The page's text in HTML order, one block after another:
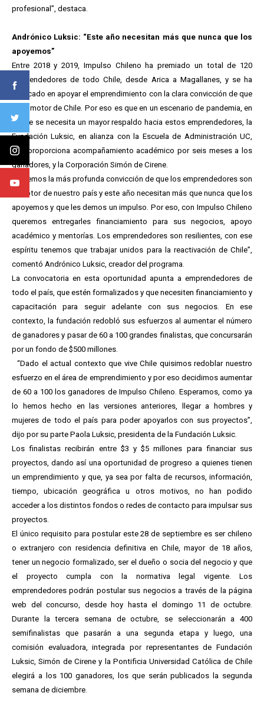
profesional”, destaca.
Andrónico Luksic: “Este año necesitan más que nunca que los
apoyemos”
Entre 2018 y 2019, Impulso Chileno ha premiado un total de 120
emprendedores de todo Chile, desde Arica a Magallanes, y se ha
enfocado en apoyar el emprendimiento con la clara convicción de que
es el motor de Chile. Por eso es que en un escenario de pandemia, en
el que se necesita un mayor respaldo hacia estos emprendedores, la
Fundación Luksic, en alianza con la Escuela de Administración UC,
que proporciona acompañamiento académico por seis meses a los
ganadores, y la Corporación Simón de Cirene.
“Tenemos la más profunda convicción de que los emprendedores son
el motor de nuestro país y este año necesitan más que nunca que los
apoyemos y que les demos un impulso. Por eso, con Impulso Chileno
queremos entregarles financiamiento para sus negocios, apoyo
académico y mentorías. Los emprendedores son resilientes, con ese
espíritu tenemos que trabajar unidos para la reactivación de Chile”,
comentó Andrónico Luksic, creador del programa.
La convocatoria en esta oportunidad apunta a emprendedores de
todo el país, que estén formalizados y que necesiten financiamiento y
capacitación para seguir adelante con sus negocios. En ese
contexto, la fundación redobló sus esfuerzos al aumentar el número
de ganadores y pasar de 60 a 100 grandes finalistas, que concursarán
por un fondo de $500 millones.
“Dado el actual contexto que vive Chile quisimos redoblar nuestro
esfuerzo en el área de emprendimiento y por eso decidimos aumentar
de 60 a 100 los ganadores de Impulso Chileno. Esperamos, como ya
lo hemos hecho en las versiones anteriores, llegar a hombres y
mujeres de todo el país para poder apoyarlos con sus proyectos”,
dijo por su parte Paola Luksic, presidenta de la Fundación Luksic.
Los finalistas recibirán entre $3 y $5 millones para financiar sus
proyectos, dando así una oportunidad de progreso a quienes tienen
un emprendimiento y que, ya sea por falta de recursos, información,
tiempo, ubicación geográfica u otros motivos, no han podido
acceder a los distintos fondos o redes de contacto para impulsar sus
proyectos.
El único requisito para postular este 28 de septiembre es ser chileno
o extranjero con residencia definitiva en Chile, mayor de 18 años,
tener un negocio formalizado, ser el dueño o socia del negocio y que
el proyecto cumpla con la normativa legal vigente. Los
emprendedores podrán postular sus negocios a través de la página
web del concurso, desde hoy hasta el domingo 11 de octubre.
Durante la tercera semana de octubre, se seleccionarán a 400
semifinalistas que pasarán a una segunda etapa y luego, una
comisión evaluadora, integrada por representantes de Fundación
Luksic, Simón de Cirene y la Pontificia Universidad Católica de Chile
elegirá a los 100 ganadores, los que serán publicados la segunda
semana de diciembre.